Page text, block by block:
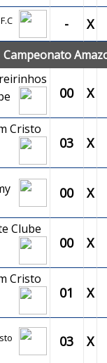
- X
Campeonato
00 X
Cristo
03 X
00 X
Clube
00 X
Cristo
01 X
03 X